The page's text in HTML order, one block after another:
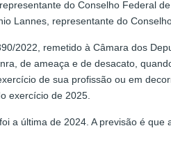
do Conselho Federal
Lannes, representante do
2022, remetido à Câmara dos
de ameaça e de desacato,
de sua profissão ou em
exercício de 2025.
a última de 2024. A previsão é